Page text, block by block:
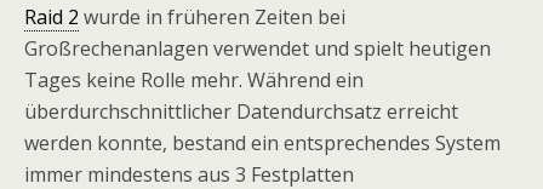
Raid 2 wurde in früheren Zeiten bei
Großrechenanlagen verwendet und spielt heutigen
Tages keine Rolle mehr. Während ein
überdurchschnittlicher Datendurchsatz erreicht
werden konnte, bestand ein entsprechendes System
immer mindestens aus 3 Festplatten